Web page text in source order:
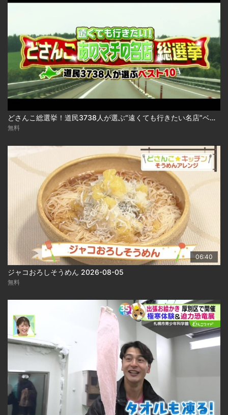
どさんこ総選挙！道民3738人が選ぶ“遠くても行きたい名店”ベスト10 2026-08-06
無料
06:40
ジャコおろしそうめん 2026-08-05
無料